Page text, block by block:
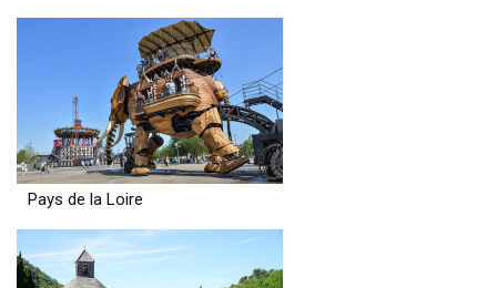
Pays de la Loire